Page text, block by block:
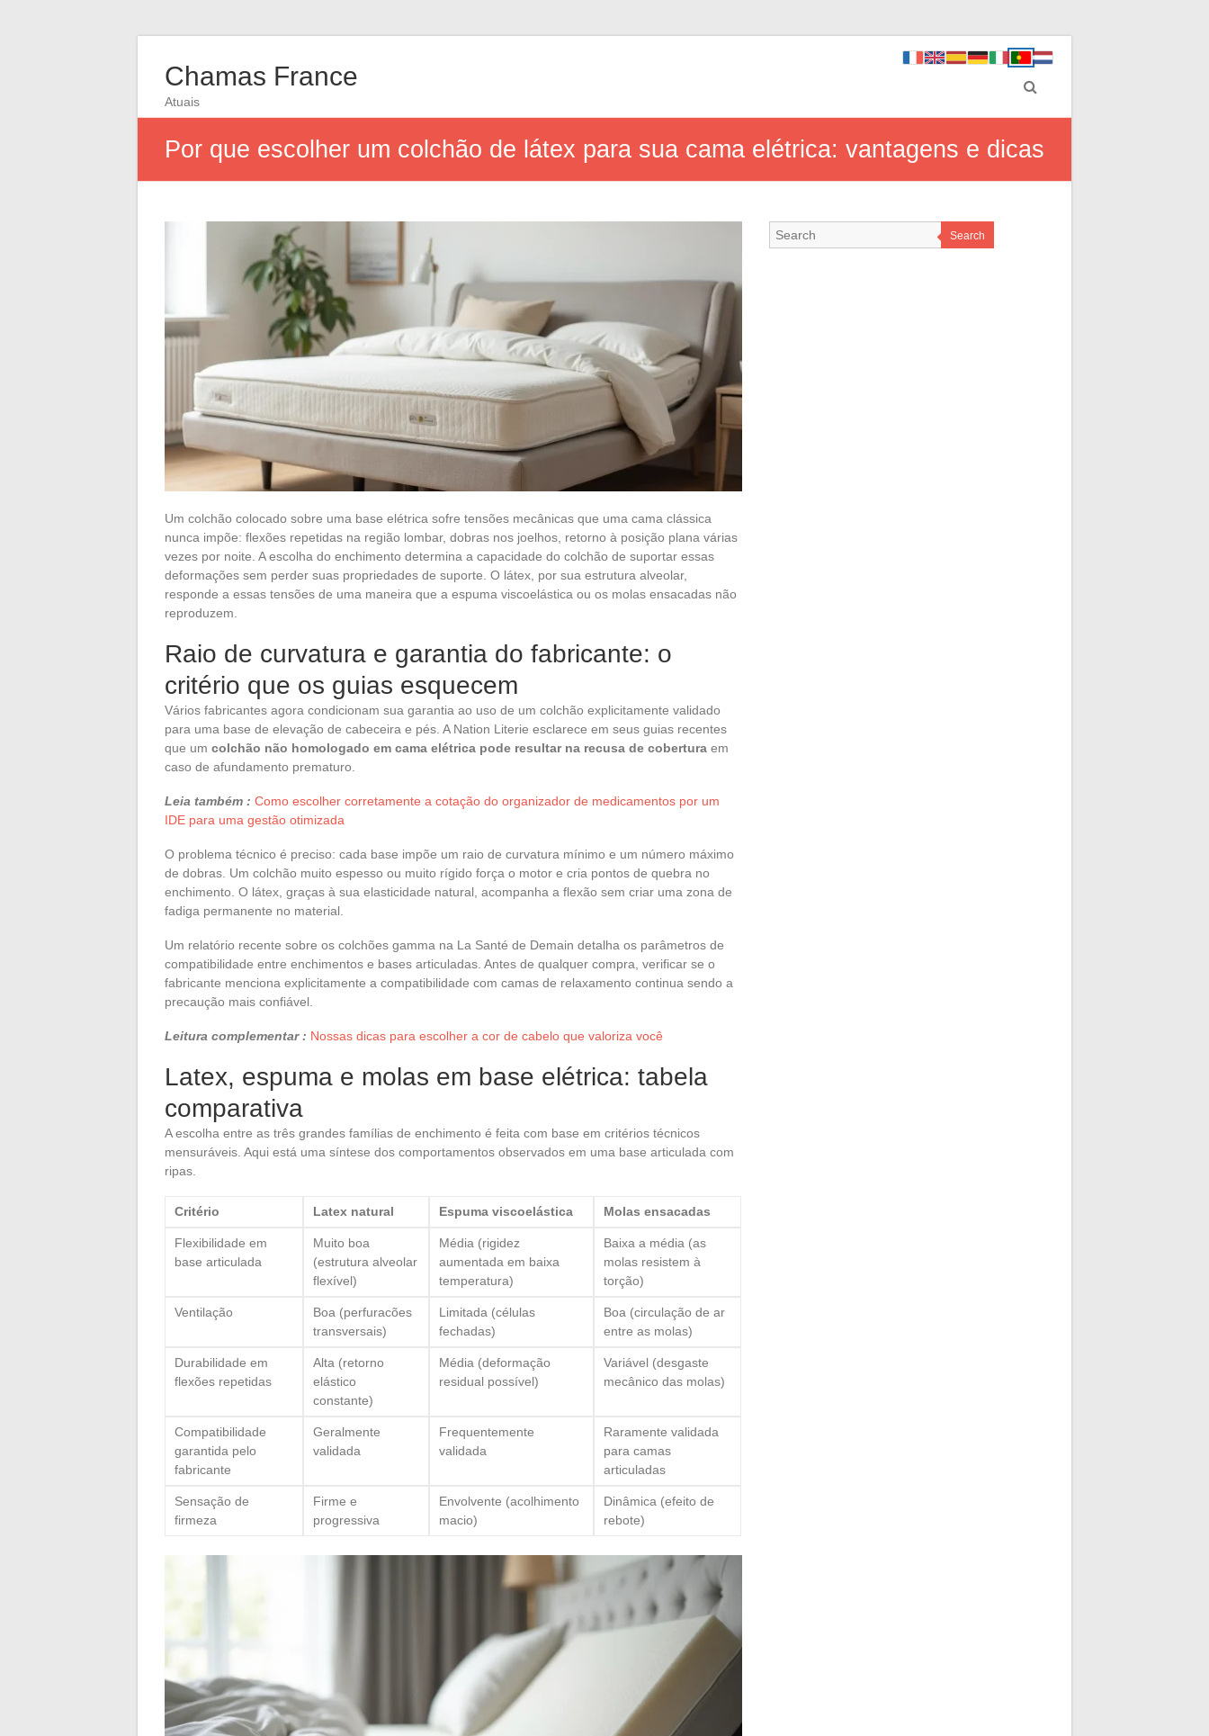
Chamas France
Atuais
Por que escolher um colchão de látex para sua cama elétrica: vantagens e dicas
Um colchão colocado sobre uma base elétrica sofre tensões mecânicas que uma cama clássica
nunca impõe: flexões repetidas na região lombar, dobras nos joelhos, retorno à posição plana várias
vezes por noite. A escolha do enchimento determina a capacidade do colchão de suportar essas
deformações sem perder suas propriedades de suporte. O látex, por sua estrutura alveolar,
responde a essas tensões de uma maneira que a espuma viscoelástica ou os molas ensacadas não
reproduzem.
Raio de curvatura e garantia do fabricante: o
critério que os guias esquecem
Vários fabricantes agora condicionam sua garantia ao uso de um colchão explicitamente validado
para uma base de elevação de cabeceira e pés. A Nation Literie esclarece em seus guias recentes
que um colchão não homologado em cama elétrica pode resultar na recusa de cobertura em
caso de afundamento prematuro.
Leia também : Como escolher corretamente a cotação do organizador de medicamentos por um
IDE para uma gestão otimizada
O problema técnico é preciso: cada base impõe um raio de curvatura mínimo e um número máximo
de dobras. Um colchão muito espesso ou muito rígido força o motor e cria pontos de quebra no
enchimento. O látex, graças à sua elasticidade natural, acompanha a flexão sem criar uma zona de
fadiga permanente no material.
Um relatório recente sobre os colchões gamma na La Santé de Demain detalha os parâmetros de
compatibilidade entre enchimentos e bases articuladas. Antes de qualquer compra, verificar se o
fabricante menciona explicitamente a compatibilidade com camas de relaxamento continua sendo a
precaução mais confiável.
Leitura complementar : Nossas dicas para escolher a cor de cabelo que valoriza você
Latex, espuma e molas em base elétrica: tabela
comparativa
A escolha entre as três grandes famílias de enchimento é feita com base em critérios técnicos
mensuráveis. Aqui está uma síntese dos comportamentos observados em uma base articulada com
ripas.
Critério Latex natural Espuma viscoelástica Molas ensacadas
Flexibilidade em
base articulada
Muito boa
(estrutura alveolar
flexível)
Média (rigidez
aumentada em baixa
temperatura)
Baixa a média (as
molas resistem à
torção)
Ventilação
Boa (perfuracões
transversais)
Limitada (células
fechadas)
Boa (circulação de ar
entre as molas)
Durabilidade em
flexões repetidas
Alta (retorno
elástico
constante)
Média (deformação
residual possível)
Variável (desgaste
mecânico das molas)
Compatibilidade
garantida pelo
fabricante
Geralmente
validada
Frequentemente
validada
Raramente validada
para camas
articuladas
Sensação de
firmeza
Firme e
progressiva
Envolvente (acolhimento
macio)
Dinâmica (efeito de
rebote)
Search